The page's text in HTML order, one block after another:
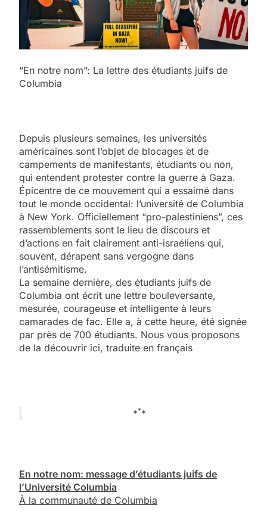
“En notre nom”: La lettre des étudiants juifs de
Columbia
Depuis plusieurs semaines, les universités
américaines sont l’objet de blocages et de
campements de manifestants, étudiants ou non,
qui entendent protester contre la guerre à Gaza.
Épicentre de ce mouvement qui a essaimé dans
tout le monde occidental: l’université de Columbia
à New York. Officiellement “pro-palestiniens”, ces
rassemblements sont le lieu de discours et
d’actions en fait clairement anti-israéliens qui,
souvent, dérapent sans vergogne dans
l’antisémitisme.
La semaine dernière, des étudiants juifs de
Columbia ont écrit une lettre bouleversante,
mesurée, courageuse et intelligente à leurs
camarades de fac. Elle a, à cette heure, été signée
par près de 700 étudiants. Nous vous proposons
de la découvrir ici, traduite en français
***
En notre nom: message d’étudiants juifs de
l’Université Columbia
À la communauté de Columbia